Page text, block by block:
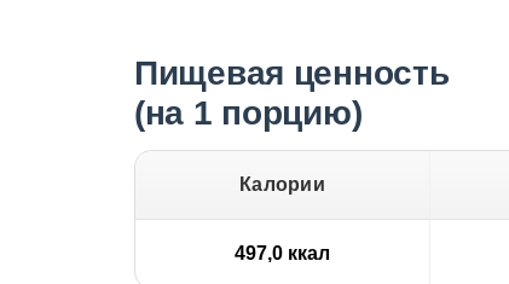
Пищевая ценность
(на 1 порцию)
Калории
497,0 ккал